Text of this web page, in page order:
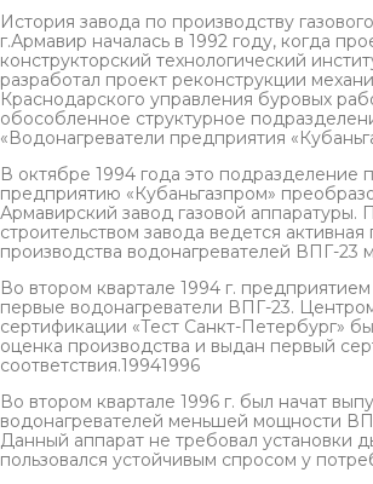
История завода по производству
г.Армавир началась в 1992 году, когда
конструкторский технологический
разработал проект реконструкции
Краснодарского управления буровых
обособленное структурное
«Водонагреватели предприятия
В октябре 1994 года это подразделение
предприятию «Кубаньгазпром»
Армавирский завод газовой аппаратуры.
строительством завода ведется активная
производства водонагревателей ВПГ-23
Во втором квартале 1994 г.
первые водонагреватели ВПГ-23.
сертификации «Тест Санкт-Петербург»
оценка производства и выдан первый
соответствия.19941996
Во втором квартале 1996 г. был начат
водонагревателей меньшей мощности
Данный аппарат не требовал установки
пользовался устойчивым спросом у